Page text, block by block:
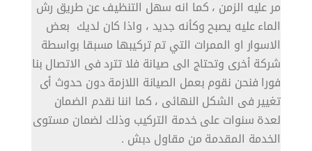
مر عليه الزمن ، كما انه سهل التنظيف عن طريق رش
الماء عليه يصبح وكأنه جديد ، واذا كان لديك بعض
الاسوار او الممرات التي تم تركيبها مسبقا بواسطة
شركة أخرى وتحتاج الى صيانة فلا تترد فى الاتصال بنا
فورا فنحن نقوم بعمل الصيانة اللازمة دون حدوث أى
تغيير فى الشكل النهائى ، كما اننا نقدم الضمان
لعدة سنوات على خدمة التركيب وذلك لضمان مستوى
الخدمة المقدمة من مقاول دبش .